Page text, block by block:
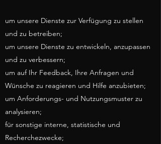
um unsere Dienste zur Verfügung zu stellen
und zu betreiben;
um unsere Dienste zu entwickeln, anzupassen
und zu verbessern;
um auf Ihr Feedback, Ihre Anfragen und
Wünsche zu reagieren und Hilfe anzubieten;
um Anforderungs- und Nutzungsmuster zu
analysieren;
für sonstige interne, statistische und
Recherchezwecke;